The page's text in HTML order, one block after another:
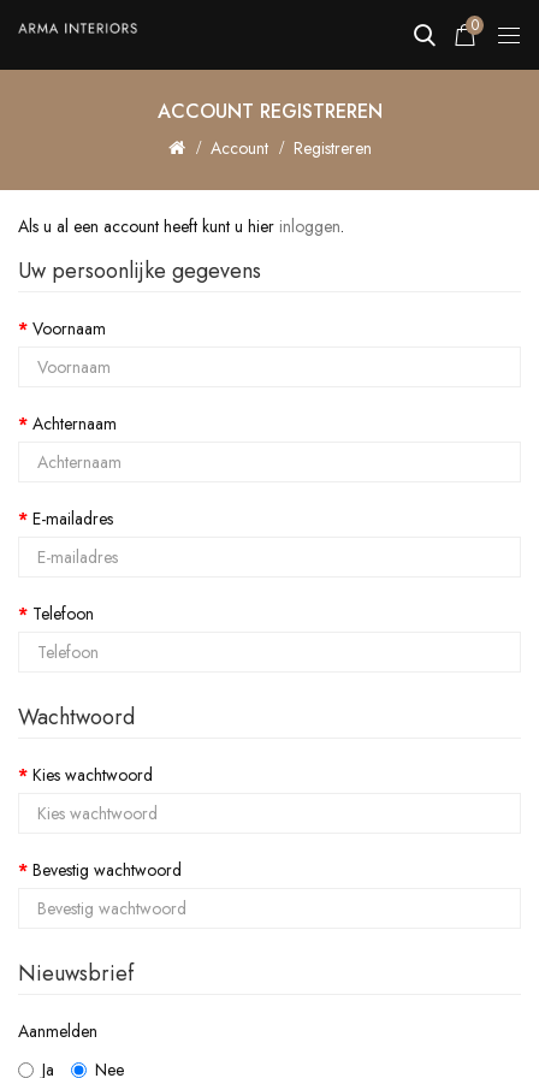
0
ACCOUNT REGISTREREN
Account Registreren
Als u al een account heeft kunt u hier inloggen.
Uw persoonlijke gegevens
Voornaam
Achternaam
E-mailadres
Telefoon
Wachtwoord
Kies wachtwoord
Bevestig wachtwoord
Nieuwsbrief
Aanmelden
Ja
Nee